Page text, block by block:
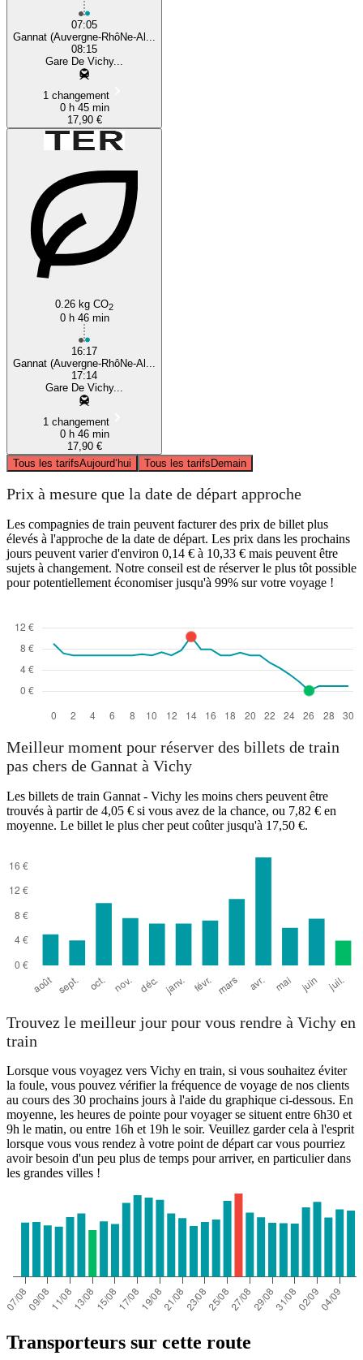
07:05
Gannat (Auvergne-RhôNe-Al...
08:15
Gare De Vichy...
1 changement
0 h 45 min
17,90 €
0.26 kg CO2
0 h 46 min
16:17
Gannat (Auvergne-RhôNe-Al...
17:14
Gare De Vichy...
1 changement
0 h 46 min
17,90 €
Tous les tarifsAujourd’hui Tous les tarifsDemain
Prix à mesure que la date de départ approche
Les compagnies de train peuvent facturer des prix de billet plus
élevés à l'approche de la date de départ. Les prix dans les prochains
jours peuvent varier d'environ 0,14 € à 10,33 € mais peuvent être
sujets à changement. Notre conseil est de réserver le plus tôt possible
pour potentiellement économiser jusqu'à 99% sur votre voyage !
Meilleur moment pour réserver des billets de train
pas chers de Gannat à Vichy
Les billets de train Gannat - Vichy les moins chers peuvent être
trouvés à partir de 4,05 € si vous avez de la chance, ou 7,82 € en
moyenne. Le billet le plus cher peut coûter jusqu'à 17,50 €.
Trouvez le meilleur jour pour vous rendre à Vichy en
train
Lorsque vous voyagez vers Vichy en train, si vous souhaitez éviter
la foule, vous pouvez vérifier la fréquence de voyage de nos clients
au cours des 30 prochains jours à l'aide du graphique ci-dessous. En
moyenne, les heures de pointe pour voyager se situent entre 6h30 et
9h le matin, ou entre 16h et 19h le soir. Veuillez garder cela à l'esprit
lorsque vous vous rendez à votre point de départ car vous pourriez
avoir besoin d'un peu plus de temps pour arriver, en particulier dans
les grandes villes !
Transporteurs sur cette route